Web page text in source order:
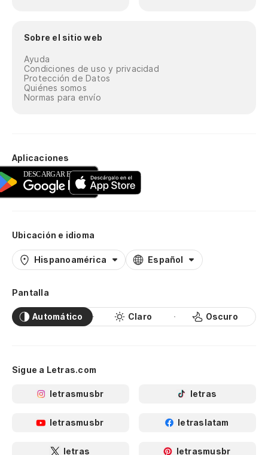
Sobre el sitio web
Ayuda
Condiciones de uso y privacidad
Protección de Datos
Quiénes somos
Normas para envío
Aplicaciones
Ubicación e idioma
Hispanoamérica Español
Pantalla
Automático Claro Oscuro
Sigue a Letras.com
letrasmusbr letras
letrasmusbr letraslatam
letras letrasmusbr